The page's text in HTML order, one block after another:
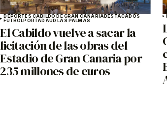
DEPORTES CABILDO DE GRAN CANARIADESTACADOS
FÚTBOLPORTADAUD LAS PALMAS
El Cabildo vuelve a sacar la
licitación de las obras del
Estadio de Gran Canaria por
235 millones de euros